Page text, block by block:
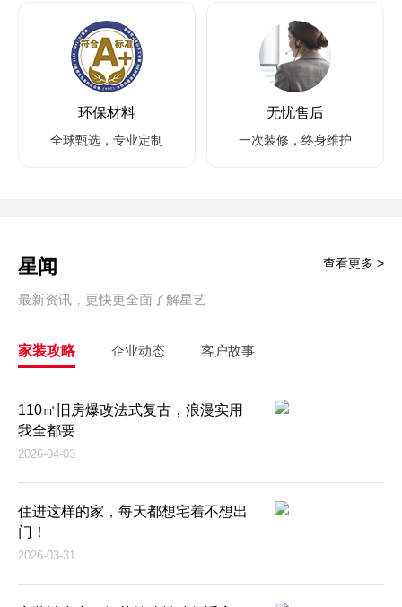
环保材料
全球甄选，专业定制
无忧售后
一次装修，终身维护
星闻
最新资讯，更快更全面了解星艺
查看更多 >
家装攻略 企业动态 客户故事
110㎡旧房爆改法式复古，浪漫实用
我全都要
2026-04-03
住进这样的家，每天都想宅着不想出
门！
2026-03-31